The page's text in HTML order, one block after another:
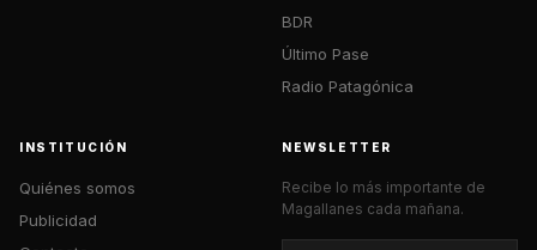
BDR
Último Pase
Radio Patagónica
INSTITUCIÓN
Quiénes somos
Publicidad
NEWSLETTER
Recibe lo más importante de
Magallanes cada mañana.